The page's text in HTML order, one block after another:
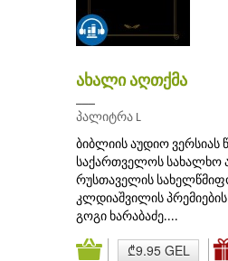
ახალი აღთქმა
___
პალიტრა L
ბიბლიის აუდიო ვერსიას
საქართველოს სახალხო
რუსთაველის
კლდიაშვილის
გოგი ხარაბაძე....
₾9.95 GEL